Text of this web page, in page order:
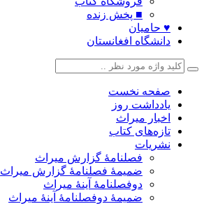
■ پخش زنده
♥ حامیان
دانشگاه افغانستان
صفحه نخست
یادداشت روز
اخبار میراث
تازه‌های کتاب
نشریات
فصلنامۀ گزارش میراث
ضمیمۀ فصلنامۀ گزارش میراث
دوفصلنامۀ آینۀ میراث
ضمیمۀ دوفصلنامۀ آینۀ میراث